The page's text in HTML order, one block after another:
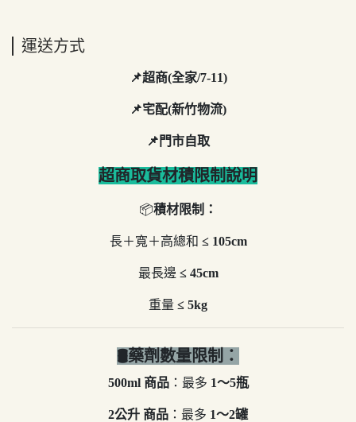
運送方式
📌超商(全家/7-11)
📌宅配(新竹物流)
📌門市自取
超商取貨材積限制說明
📦積材限制：
長＋寬＋高總和 ≤ 105cm
最長邊 ≤ 45cm
重量 ≤ 5kg
🛢️藥劑數量限制：
500ml 商品：最多 1～5瓶
2公升 商品 ：最多 1～2罐